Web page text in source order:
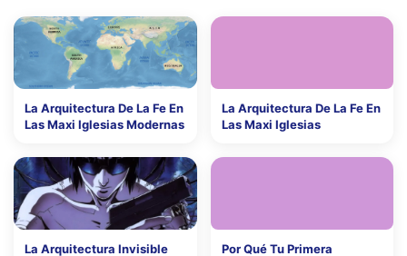
La Arquitectura De La Fe En
Las Maxi Iglesias Modernas
La Arquitectura De La Fe En
Las Maxi Iglesias
La Arquitectura Invisible Por Qué Tu Primera